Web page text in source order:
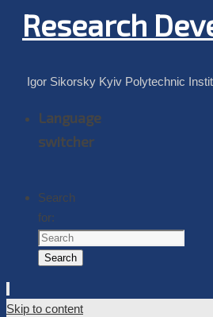
Research
Igor Sikorsky Kyiv Polytechnic
Language
switcher
Search
for:
Search
Skip to content